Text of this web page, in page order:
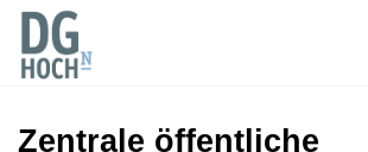
Zentrale öffentliche